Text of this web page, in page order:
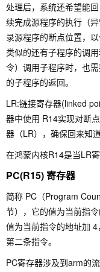
处理后，系统还希望能
续完成源程序的执行（
录源程序的断点位置，以
类似的还有子程序的调
令）调用子程序时，也
的子程序的返回。
LR:链接寄存器(linked
器中使用 R14实现对断
器（LR），确保回来知
在鸿蒙内核R14是当LR
PC(R15) 寄存器
简称 PC（Program
节），它的值为当前指
值为当前指令的地址加
第二条指令。
PC寄存器涉及到arm的